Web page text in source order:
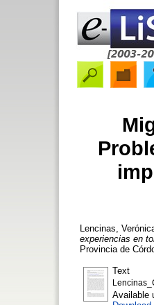
Lencinas,
experiencias en
Provincia de
Text
Available